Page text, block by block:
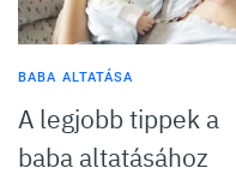
BABA ALTATÁSA
A legjobb tippek a
baba altatásához